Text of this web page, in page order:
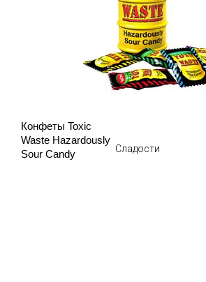
Конфеты Toxic
Waste Hazardously
Sour Candy
Сладости